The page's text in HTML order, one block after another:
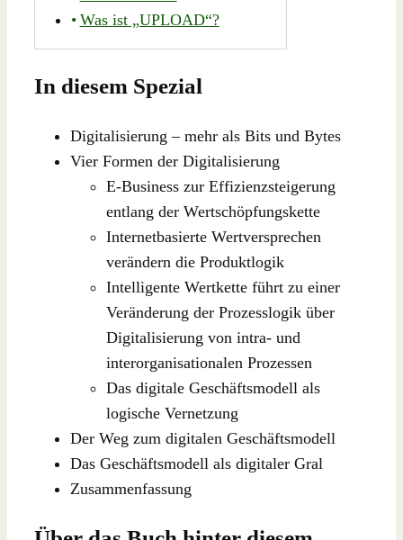
Was ist „UPLOAD“?
In diesem Spezial
Digitalisierung – mehr als Bits und Bytes
Vier Formen der Digitalisierung
E-Business zur Effizienzsteigerung
entlang der Wertschöpfungskette
Internetbasierte Wertversprechen
verändern die Produktlogik
Intelligente Wertkette führt zu einer
Veränderung der Prozesslogik über
Digitalisierung von intra- und
interorganisationalen Prozessen
Das digitale Geschäftsmodell als
logische Vernetzung
Der Weg zum digitalen Geschäftsmodell
Das Geschäftsmodell als digitaler Gral
Zusammenfassung